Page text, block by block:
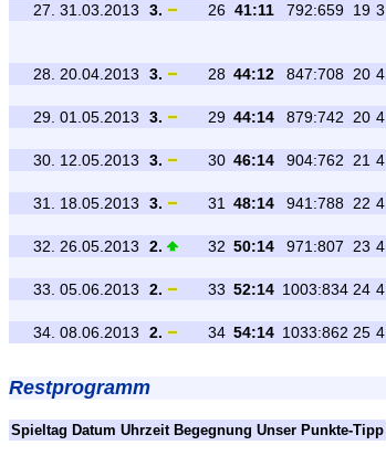
27. 31.03.2013 3. 26 41:11 792:659 19 3
28. 20.04.2013 3. 28 44:12 847:708 20 4
29. 01.05.2013 3. 29 44:14 879:742 20 4
30. 12.05.2013 3. 30 46:14 904:762 21 4
31. 18.05.2013 3. 31 48:14 941:788 22 4
32. 26.05.2013 2. 32 50:14 971:807 23 4
33. 05.06.2013 2. 33 52:14 1003:834 24 4
34. 08.06.2013 2. 34 54:14 1033:862 25 4
Restprogramm
Spieltag Datum Uhrzeit Begegnung Unser Punkte-Tipp